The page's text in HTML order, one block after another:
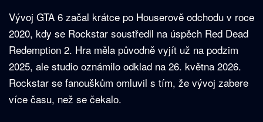
Vývoj GTA 6 začal krátce po Houserově odchodu v roce
2020, kdy se Rockstar soustředil na úspěch Red Dead
Redemption 2. Hra měla původně vyjít už na podzim
2025, ale studio oznámilo odklad na 26. května 2026.
Rockstar se fanouškům omluvil s tím, že vývoj zabere
více času, než se čekalo.